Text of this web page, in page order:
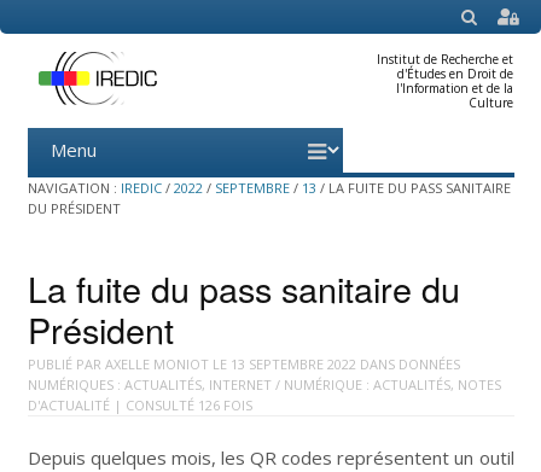
SEARCH
Institut de Recherche et
d'Études en Droit de
l'Information et de la
Culture
Menu
content
NAVIGATION : IREDIC / 2022 / SEPTEMBRE / 13 / LA FUITE DU PASS SANITAIRE
DU PRÉSIDENT
La fuite du pass sanitaire du
Président
PUBLIÉ PAR AXELLE MONIOT LE 13 SEPTEMBRE 2022 DANS DONNÉES
NUMÉRIQUES : ACTUALITÉS, INTERNET / NUMÉRIQUE : ACTUALITÉS, NOTES
D'ACTUALITÉ | CONSULTÉ 126 FOIS
Depuis quelques mois, les QR codes représentent un outil